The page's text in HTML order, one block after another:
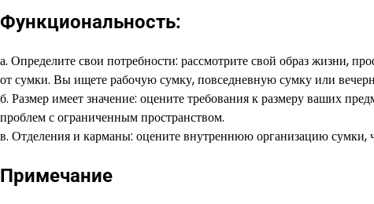
Функциональность:
а. Определите свои потребности: рассмотрите свой образ жизни,
от сумки. Вы ищете рабочую сумку, повседневную сумку или
б. Размер имеет значение: оцените требования к размеру ваших
проблем с ограниченным пространством.
в. Отделения и карманы: оцените внутреннюю организацию
Примечание